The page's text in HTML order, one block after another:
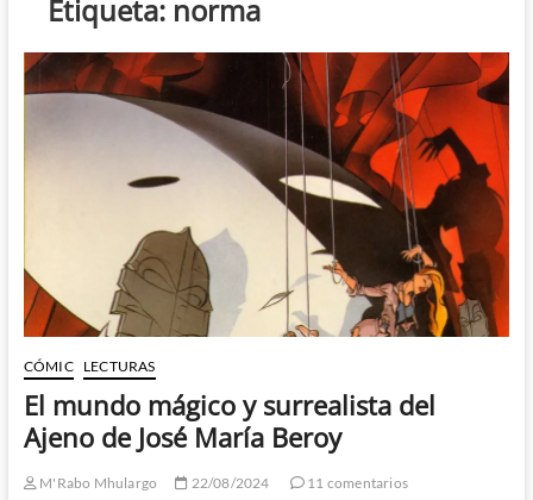
Etiqueta: norma
CÓMIC LECTURAS
El mundo mágico y surrealista del
Ajeno de José María Beroy
M'Rabo Mhulargo 22/08/2024
11 comentarios